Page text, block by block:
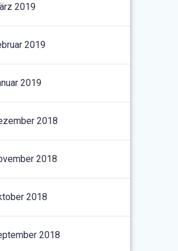
2019
2019
2019
2018
2018
2018
2018